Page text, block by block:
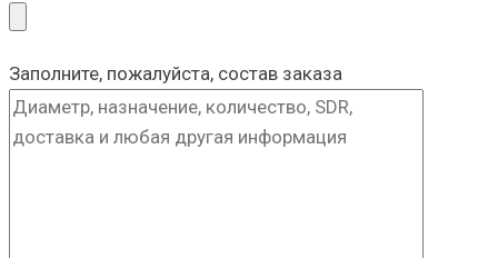
Заполните, пожалуйста, состав заказа